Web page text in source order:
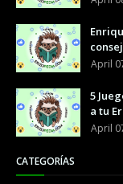
April
5
a tu
April
CATEGORÍAS